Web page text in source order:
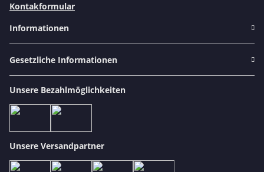
Kontakformular
Informationen
Gesetzliche Informationen
Unsere Bezahlmöglichkeiten
Unsere Versandpartner